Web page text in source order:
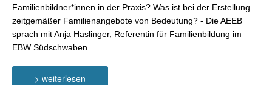
Familienbildner*innen in der Praxis? Was ist bei der Erstellung
zeitgemäßer Familienangebote von Bedeutung? - Die AEEB
sprach mit Anja Haslinger, Referentin für Familienbildung im
EBW Südschwaben.
> weiterlesen